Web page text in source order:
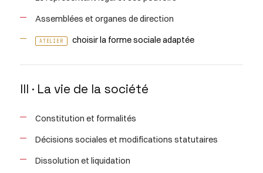
Assemblées et organes de direction
ATELIER choisir la forme sociale adaptée
III · La vie de la société
Constitution et formalités
Décisions sociales et modifications statutaires
Dissolution et liquidation